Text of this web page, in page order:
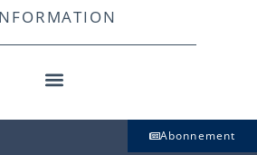
Abonnement